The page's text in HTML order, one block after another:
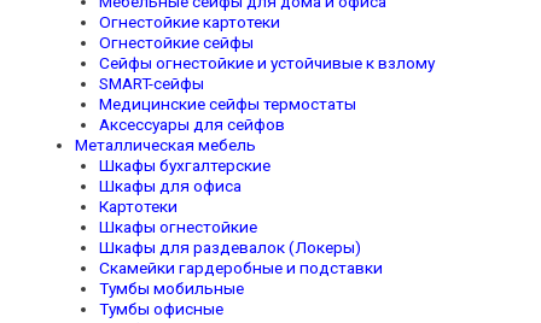
Огнестойкие картотеки
Огнестойкие сейфы
Сейфы огнестойкие и устойчивые к взлому
SMART-сейфы
Медицинские сейфы термостаты
Аксессуары для сейфов
Металлическая мебель
Шкафы бухгалтерские
Шкафы для офиса
Картотеки
Шкафы огнестойкие
Шкафы для раздевалок (Локеры)
Скамейки гардеробные и подставки
Тумбы мобильные
Тумбы офисные